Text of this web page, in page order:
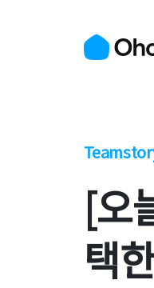
[오
택